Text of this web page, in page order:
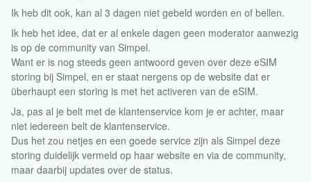
Ik heb dit ook, kan al 3 dagen niet gebeld worden en of bellen.
Ik heb het idee, dat er al enkele dagen geen moderator aanwezig
is op de community van Simpel.
Want er is nog steeds geen antwoord geven over deze eSIM
storing bij Simpel, en er staat nergens op de website dat er
überhaupt een storing is met het activeren van de eSIM.
Ja, pas al je belt met de klantenservice kom je er achter, maar
niet iedereen belt de klantenservice.
Dus het zou netjes en een goede service zijn als Simpel deze
storing duidelijk vermeld op haar website en via de community,
maar daarbij updates over de status.